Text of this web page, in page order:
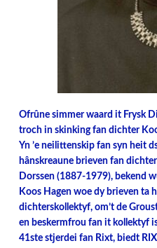
Ofrûne simmer waard it Frysk
troch in skinking fan dichter
Yn ’e neilittenskip fan syn heit
hânskreaune brieven fan
Dorssen (1887-1979), bekend
Koos Hagen woe dy brieven ta
dichterskollektyf, om’t de
en beskermfrou fan it kollektyf
41ste stjerdei fan Rixt, biedt